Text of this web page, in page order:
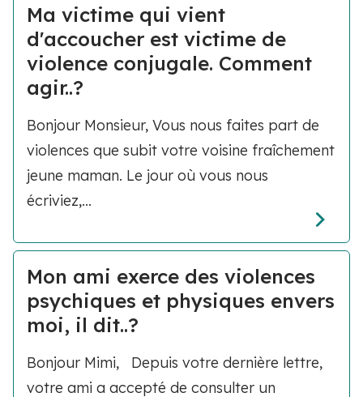
Ma victime qui vient
d'accoucher est victime de
violence conjugale. Comment
agir..?
Bonjour Monsieur, Vous nous faites part de
violences que subit votre voisine fraîchement
jeune maman. Le jour où vous nous
écriviez,...
Mon ami exerce des violences
psychiques et physiques envers
moi, il dit..?
Bonjour Mimi, Depuis votre dernière lettre,
votre ami a accepté de consulter un